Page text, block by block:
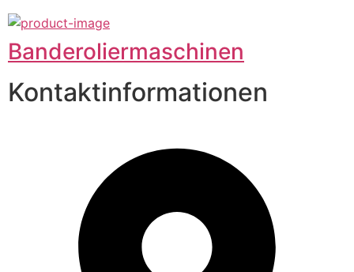
Banderoliermaschinen
Kontaktinformationen